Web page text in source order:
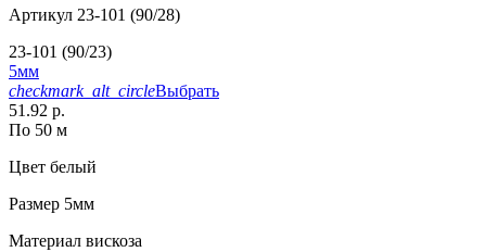
Артикул 23-101 (90/28)
23-101 (90/23)
5мм
checkmark_alt_circleВыбрать
51.92 р.
По 50 м
Цвет белый
Размер 5мм
Материал вискоза